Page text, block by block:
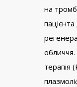
на
терапія